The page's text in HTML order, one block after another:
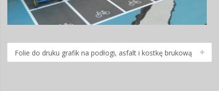
Folie do druku grafik na podłogi, asfalt i kostkę brukową